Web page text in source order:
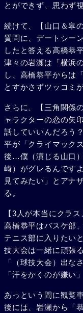
とができず、思わず
続けて、【山口＆皐
質問に、デートシー
したと答える高橋恭
津々の岩瀬は「横浜
し、高橋恭平からは
とすかさずツッコミ
さらに、【三角関係
ャラクターの恋の矢
話していいんだろう
平が「クライマック
後…僕（演じる山口
崎）がグレるんです
見てみたい」とアナ
る。
【3人が本当にクラ
高橋恭平はバスケ部
テニス部に入りたい
技大会は一緒に頑張
「（球技大会）出な
「汗をかくのが嫌い
あっという間に観覧
後には、岩瀬から「